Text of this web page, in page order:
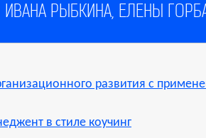
РЫБКИНА, ЕЛЕНЫ
развития с
в стиле коучинг